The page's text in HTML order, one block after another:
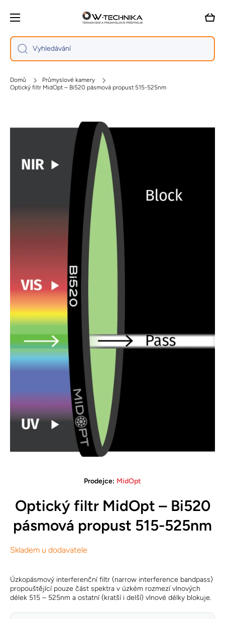
Přejít na obsah
Vozík
Vyhledávání
Domů
Průmyslové kamery
Optický filtr MidOpt – Bi520 pásmová propust 515-525nm
Přejít na informace o produktu
Prodejce: MidOpt
Optický filtr MidOpt – Bi520
pásmová propust 515-525nm
Skladem u dodavatele
Úzkopásmový interferenční filtr (narrow interference bandpass)
propouštějící pouze část spektra v úzkém rozmezí vlnových
délek 515 – 525nm a ostatní (kratší i delší) vlnové délky blokuje.